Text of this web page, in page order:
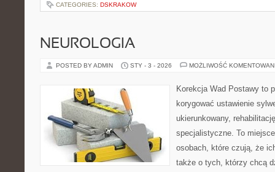
CATEGORIES: DSKRAKOW
NEUROLOGIA
POSTED BY ADMIN STY - 3 - 2026 MOŻLIWOŚĆ
Korekcja Wad Postawy to
korygować ustawienie
ukierunkowany,
specjalistyczne. To
osobach, które czują, że
także o tych, którzy chcą